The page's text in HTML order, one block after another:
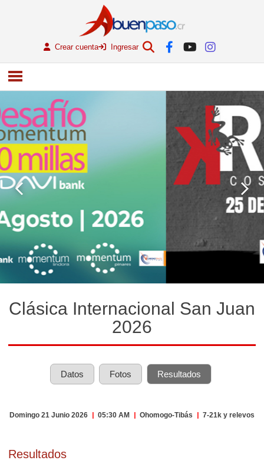
Crear cuenta Ingresar
Clásica Internacional San Juan
2026
Datos Fotos Resultados
Domingo 21 Junio 2026 | 05:30 AM | Ohomogo-Tibás | 7-21k y relevos
Resultados